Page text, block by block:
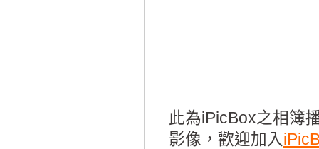
此為iPicBox之相簿
影像，歡迎加入